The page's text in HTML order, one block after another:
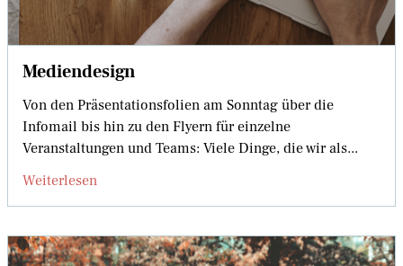
Mediendesign
Von den Präsentationsfolien am Sonntag über die
Infomail bis hin zu den Flyern für einzelne
Veranstaltungen und Teams: Viele Dinge, die wir als...
Weiterlesen